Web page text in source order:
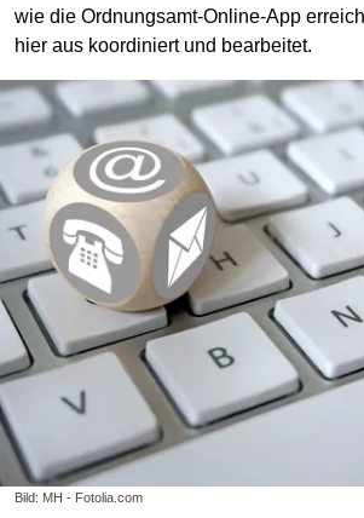
Bild: MH - Fotolia.com
wie die Ordnungsamt-Online-App
hier aus koordiniert und bearbeitet.